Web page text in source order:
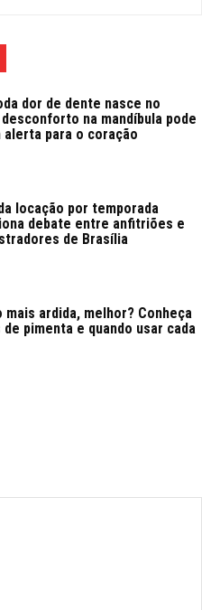
dor de dente nasce no
na mandíbula pode
alerta para o coração
locação por temporada
debate entre anfitriões e
de Brasília
mais ardida, melhor? Conheça
pimenta e quando usar cada